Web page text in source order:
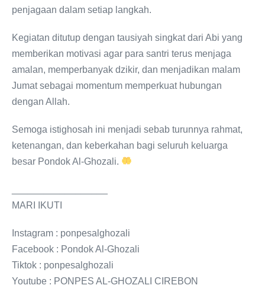
penjagaan dalam setiap langkah.
Kegiatan ditutup dengan tausiyah singkat dari Abi yang
memberikan motivasi agar para santri terus menjaga
amalan, memperbanyak dzikir, dan menjadikan malam
Jumat sebagai momentum memperkuat hubungan
dengan Allah.
Semoga istighosah ini menjadi sebab turunnya rahmat,
ketenangan, dan keberkahan bagi seluruh keluarga
besar Pondok Al-Ghozali.
MARI IKUTI
Instagram : ponpesalghozali
Facebook : Pondok Al-Ghozali
Tiktok : ponpesalghozali
Youtube : PONPES AL-GHOZALI CIREBON